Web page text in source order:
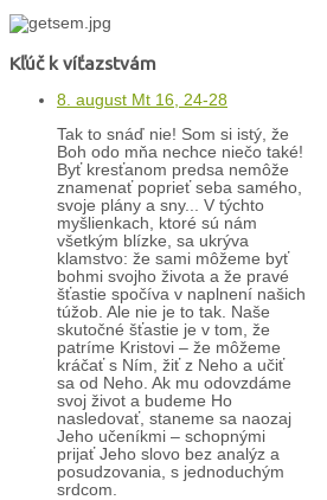
Kľúč k víťazstvám
8. august Mt 16, 24-28
Tak to snáď nie! Som si istý, že
Boh odo mňa nechce niečo také!
Byť kresťanom predsa nemôže
znamenať poprieť seba samého,
svoje plány a sny... V týchto
myšlienkach, ktoré sú nám
všetkým blízke, sa ukrýva
klamstvo: že sami môžeme byť
bohmi svojho života a že pravé
šťastie spočíva v naplnení našich
túžob. Ale nie je to tak. Naše
skutočné šťastie je v tom, že
patríme Kristovi – že môžeme
kráčať s Ním, žiť z Neho a učiť
sa od Neho. Ak mu odovzdáme
svoj život a budeme Ho
nasledovať, staneme sa naozaj
Jeho učeníkmi – schopnými
prijať Jeho slovo bez analýz a
posudzovania, s jednoduchým
srdcom.